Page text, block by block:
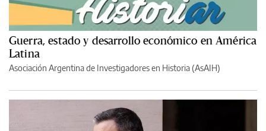
Guerra, estado y desarrollo económico en América
Latina
Asociación Argentina de Investigadores en Historia (AsAIH)